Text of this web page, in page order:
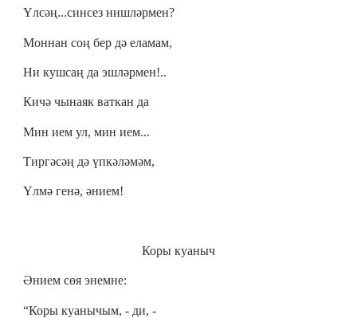
Үлсәң...синсез нишләрмен?
Моннан соң бер дә еламам,
Ни кушсаң да эшләрмен!..
Кичә чынаяк ваткан да
Мин ием ул, мин ием...
Тиргәсәң дә үпкәләмәм,
Үлмә генә, әнием!
Коры куаныч
Әнием сөя энемне:
“Коры куанычым, - ди, -